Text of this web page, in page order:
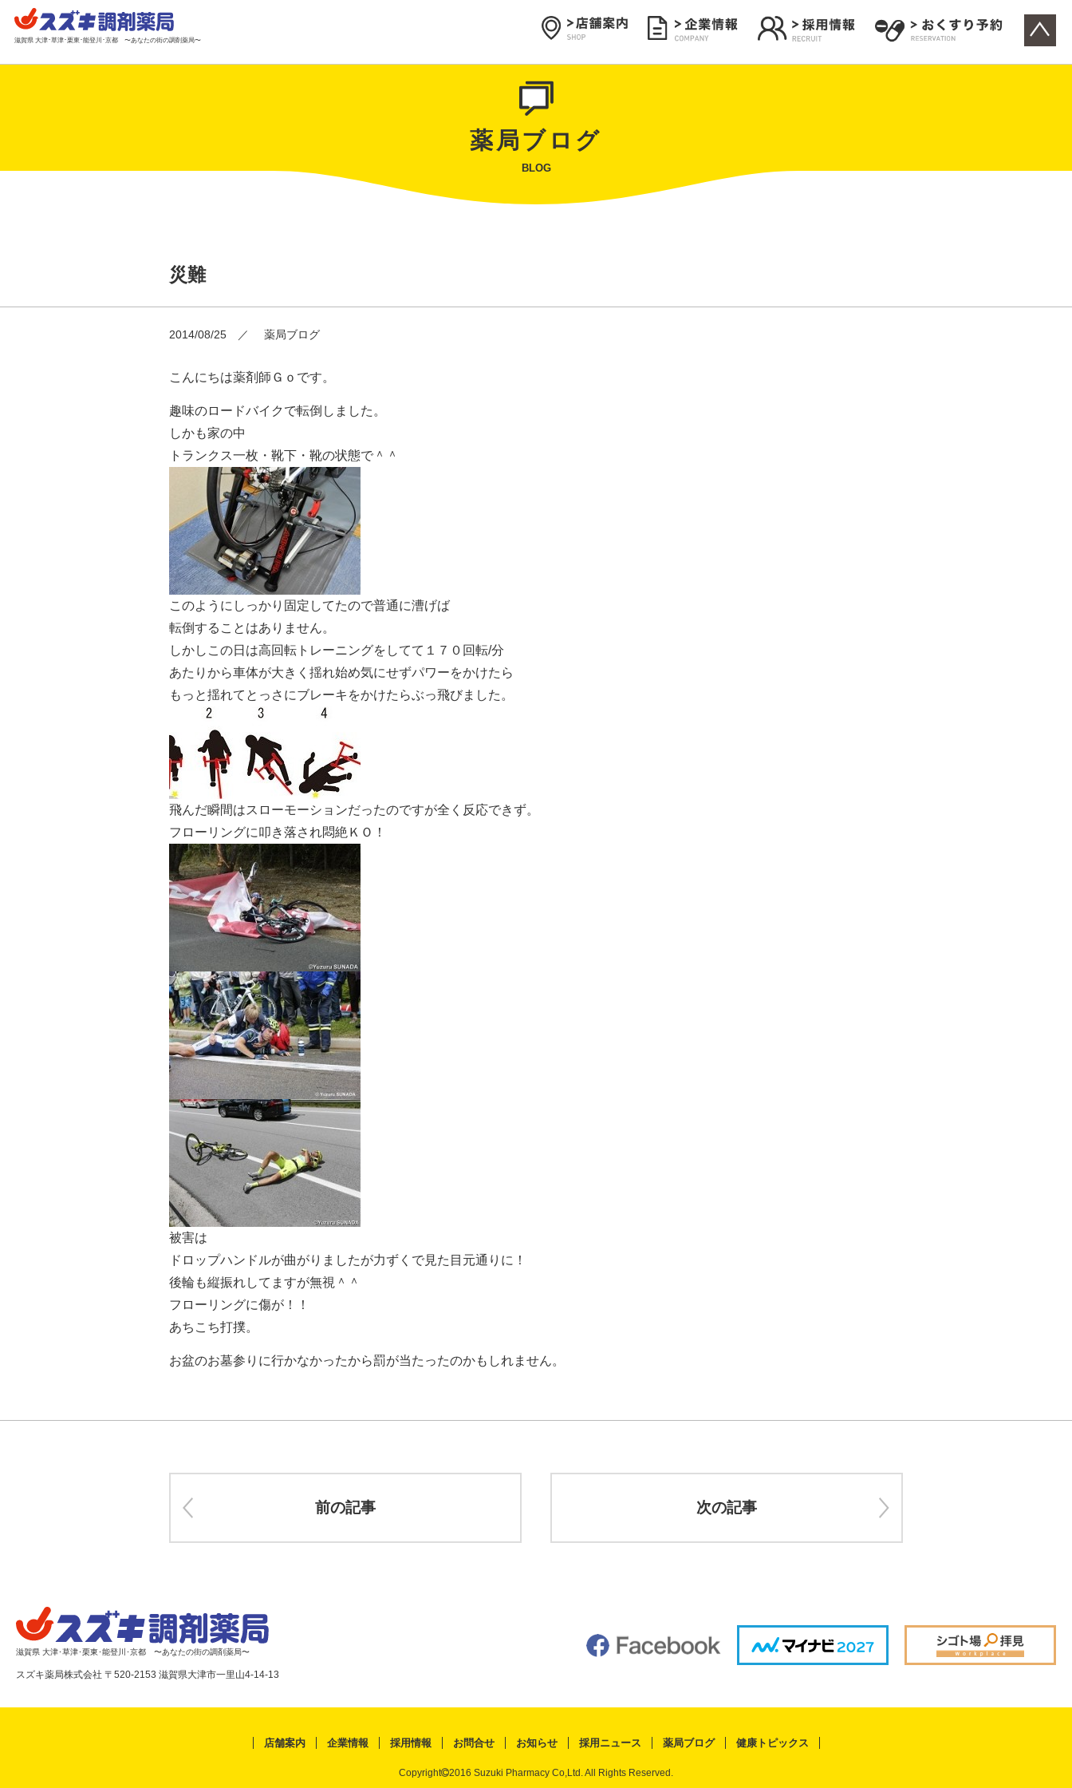
滋賀県 大津･草津･栗東･能登川･京都 〜あなたの街の調剤薬局〜
薬局ブログ
BLOG
災難
2014/08/25 薬局ブログ
こんにちは薬剤師Ｇｏです。
趣味のロードバイクで転倒しました。
しかも家の中
トランクス一枚・靴下・靴の状態で＾＾
このようにしっかり固定してたので普通に漕げば
転倒することはありません。
しかしこの日は高回転トレーニングをしてて１７０回転/分
あたりから車体が大きく揺れ始め気にせずパワーをかけたら
もっと揺れてとっさにブレーキをかけたらぶっ飛びました。
飛んだ瞬間はスローモーションだったのですが全く反応できず。
フローリングに叩き落され悶絶ＫＯ！
被害は
ドロップハンドルが曲がりましたが力ずくで見た目元通りに！
後輪も縦振れしてますが無視＾＾
フローリングに傷が！！
あちこち打撲。
お盆のお墓参りに行かなかったから罰が当たったのかもしれません。
前の記事 次の記事
滋賀県 大津･草津･栗東･能登川･京都 〜あなたの街の調剤薬局〜
スズキ薬局株式会社 〒520-2153 滋賀県大津市一里山4-14-13
店舗案内 企業情報 採用情報 お問合せ お知らせ 採用ニュース 薬局ブログ 健康トピックス
Copyright 2016 Suzuki Pharmacy Co,Ltd. All Rights Reserved.